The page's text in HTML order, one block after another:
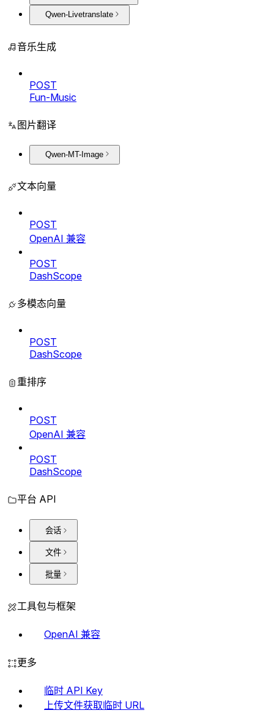
Qwen-Livetranslate
音乐生成
POST
Fun-Music
图片翻译
Qwen-MT-Image
文本向量
POST
OpenAI 兼容
POST
DashScope
多模态向量
POST
DashScope
重排序
POST
OpenAI 兼容
POST
DashScope
平台 API
会话
文件
批量
工具包与框架
OpenAI 兼容
更多
临时 API Key
上传文件获取临时 URL